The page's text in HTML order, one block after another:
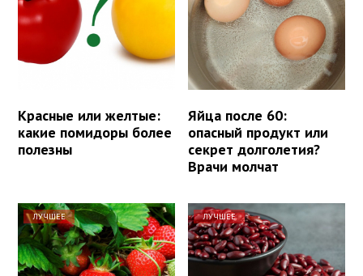
Красные или желтые:
какие помидоры более
полезны
Яйца после 60:
опасный продукт или
секрет долголетия?
Врачи молчат
ЛУЧШЕЕ ЛУЧШЕЕ